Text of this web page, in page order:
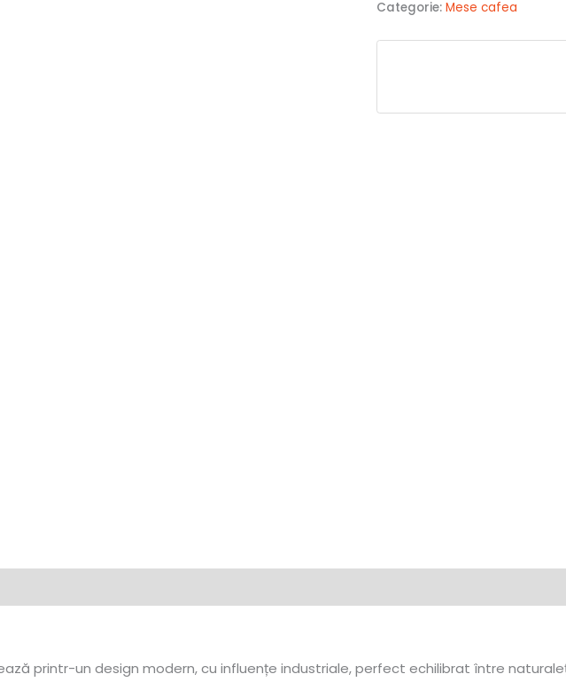
Categorie:Mese cafea
printr-un design modern, cu influențe industriale, perfect echilibrat între